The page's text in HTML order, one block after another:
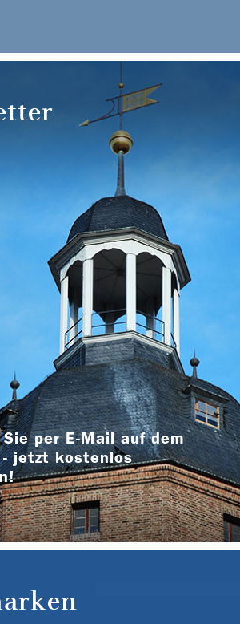
per E-Mail auf dem
- jetzt kostenlos